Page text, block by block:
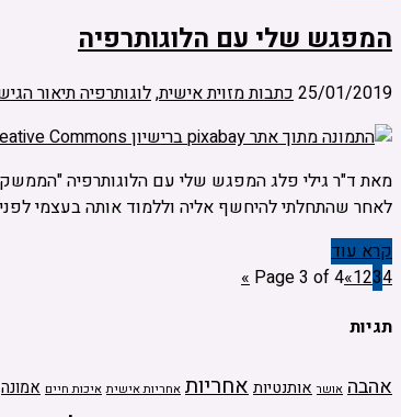
המפגש שלי עם הלוגותרפיה
25/01/2019כתבות מזוית אישית,לוגותרפיה תיאור
מאת ד"ר גילי פלג המפגש שלי עם הלוגותרפיה "הממשק
לאחר שהתחלתי להיחשף אליה וללמוד אותה בעצמי
קרא עוד
Page 3 of 4«1234
»
תגיות
אהבה אושר אותנטיותאחריות אחריות אישית איכות חיים אמונה